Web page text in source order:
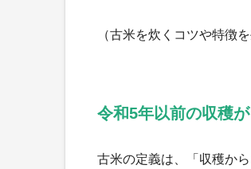
（古米を炊くコツや特徴
令和5年以前の収穫が
古米の定義は、「収穫か